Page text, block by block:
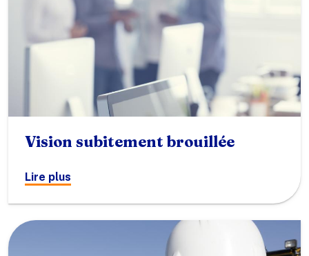
Vision subitement brouillée
Lire plus